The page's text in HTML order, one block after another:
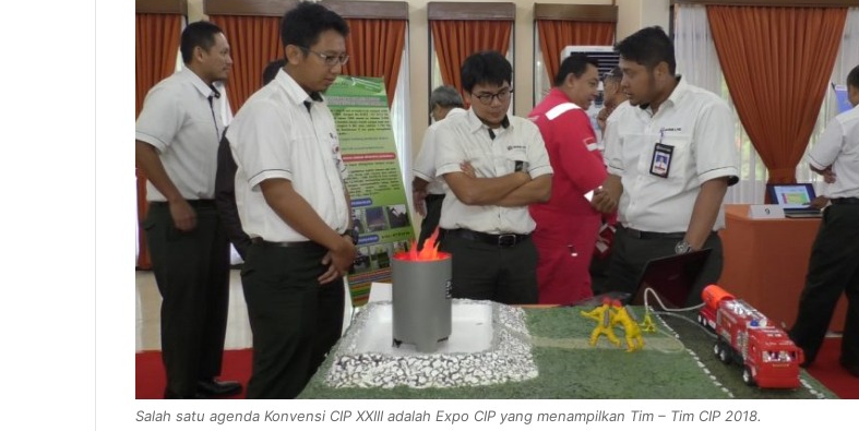
Salah satu agenda Konvensi CIP XXIII adalah Expo CIP yang menampilkan Tim – Tim CIP 2018.